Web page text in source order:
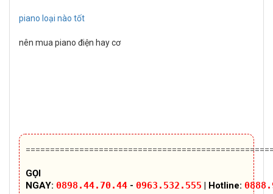
piano loại nào tốt
nên mua piano điện hay cơ
GỌI
NGAY: 0898.44.70.44 - 0963.532.555 | Hotline: